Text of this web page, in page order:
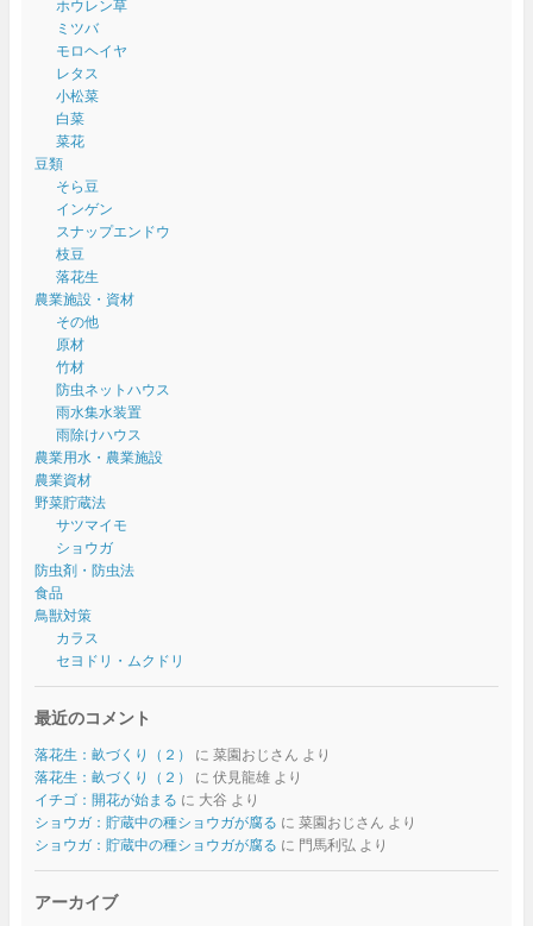
ホウレン草
ミツバ
モロヘイヤ
レタス
小松菜
白菜
菜花
豆類
そら豆
インゲン
スナップエンドウ
枝豆
落花生
農業施設・資材
その他
原材
竹材
防虫ネットハウス
雨水集水装置
雨除けハウス
農業用水・農業施設
農業資材
野菜貯蔵法
サツマイモ
ショウガ
防虫剤・防虫法
食品
鳥獣対策
カラス
セヨドリ・ムクドリ
最近のコメント
落花生：畝づくり（２） に 菜園おじさん より
落花生：畝づくり（２）
に 伏見龍雄より
イチゴ：開花が始まる に 大谷 より
ショウガ：貯蔵中の種ショウガが腐る に 菜園おじさん より
ショウガ：貯蔵中の種ショウガが腐る に 門馬利弘 より
アーカイブ